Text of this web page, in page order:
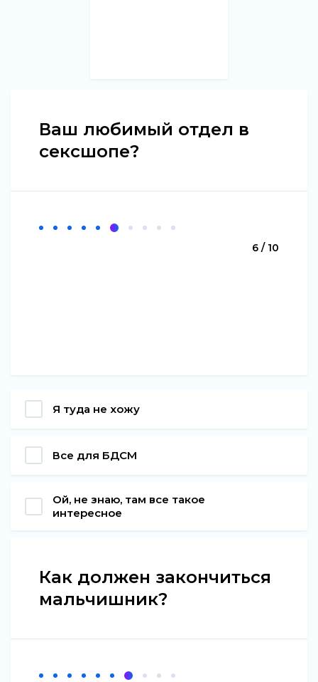
Ваш любимый отдел в
сексшопе?
6 / 10
Я туда не хожу
Все для БДСМ
Ой, не знаю, там все такое
интересное
Как должен закончиться
мальчишник?